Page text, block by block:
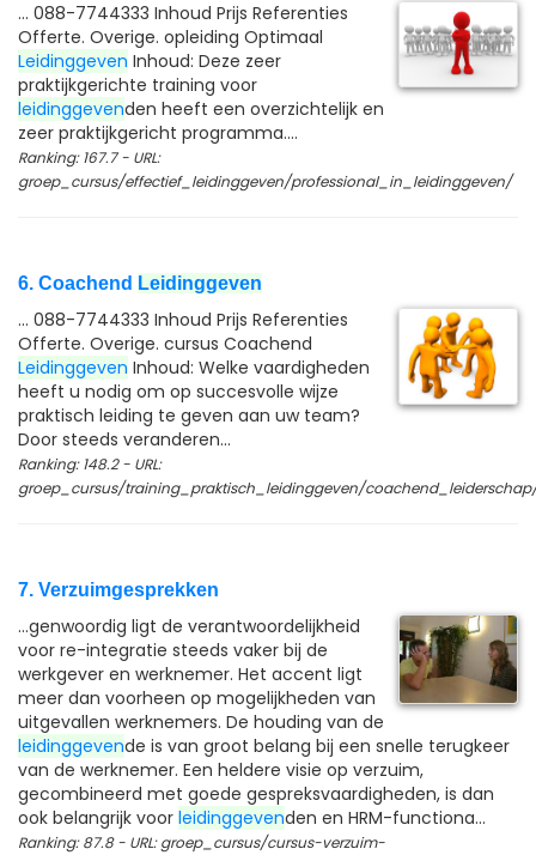
... 088-7744333 Inhoud Prijs Referenties
Offerte. Overige. opleiding Optimaal
Leidinggeven Inhoud: Deze zeer
praktijkgerichte training voor
leidinggevenden heeft een overzichtelijk en
zeer praktijkgericht programma....
Ranking: 167.7 - URL:
groep_cursus/effectief_leidinggeven/professional_in_leidinggeven/
6. Coachend Leidinggeven
... 088-7744333 Inhoud Prijs Referenties
Offerte. Overige. cursus Coachend
Leidinggeven Inhoud: Welke vaardigheden
heeft u nodig om op succesvolle wijze
praktisch leiding te geven aan uw team?
Door steeds veranderen...
Ranking: 148.2 - URL:
groep_cursus/training_praktisch_leidinggeven/
7. Verzuimgesprekken
...genwoordig ligt de verantwoordelijkheid
voor re-integratie steeds vaker bij de
werkgever en werknemer. Het accent ligt
meer dan voorheen op mogelijkheden van
uitgevallen werknemers. De houding van de
leidinggevende is van groot belang bij een snelle terugkeer
van de werknemer. Een heldere visie op verzuim,
gecombineerd met goede gespreksvaardigheden, is dan
ook belangrijk voor leidinggevenden en HRM-functiona...
Ranking: 87.8 - URL: groep_cursus/cursus-verzuim-